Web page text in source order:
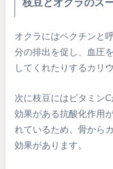
オクラにはペクチンと
分の排出を促し、血圧
してくれたりするカリ
次に枝豆にはビタミン
効果がある抗酸化作用
れているため、骨から
効果があります。